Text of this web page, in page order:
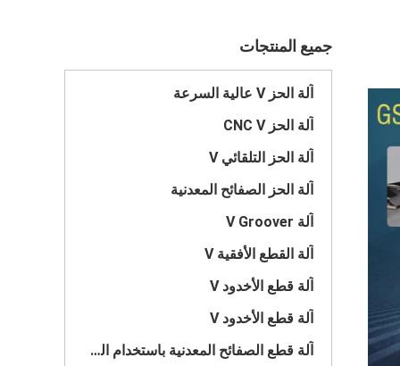
جميع المنتجات
آلة الحز V عالية السرعة
آلة الحز CNC V
آلة الحز التلقائي V
آلة الحز الصفائح المعدنية
آلة V Groover
آلة القطع الأفقية V
آلة قطع الأخدود V
آلة قطع الأخدود V
آلة قطع الصفائح المعدنية باستخدام الحاسب الآلي